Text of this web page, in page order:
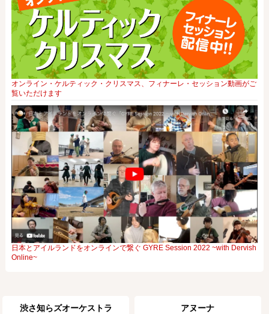
オンライン・ケルティック・クリスマス、フィナーレ・セッション動画がご
覧いただけます
日本とアイルランドをオンラインで繋ぐ GYRE Session 2022 ~with Dervish
Online~
渋さ知らズオーケストラ
アヌーナ